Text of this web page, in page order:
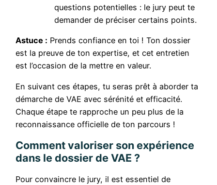
questions potentielles : le jury peut te
demander de préciser certains points.
Astuce : Prends confiance en toi ! Ton dossier
est la preuve de ton expertise, et cet entretien
est l’occasion de la mettre en valeur.
En suivant ces étapes, tu seras prêt à aborder ta
démarche de VAE avec sérénité et efficacité.
Chaque étape te rapproche un peu plus de la
reconnaissance officielle de ton parcours !
Comment valoriser son expérience
dans le dossier de VAE ?
Pour convaincre le jury, il est essentiel de